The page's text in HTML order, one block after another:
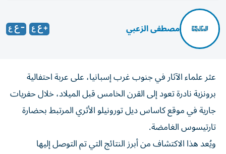
مصطفى الزعبي
عثر علماء الآثار في جنوب غرب إسبانيا، على عربة احتفالية
برونزية نادرة تعود إلى القرن الخامس قبل الميلاد، خلال حفريات
جارية في موقع كاساس ديل تورونيلو الأثري المرتبط بحضارة
تارتيسوس الغامضة.
ويُعد هذا الاكتشاف من أبرز النتائج التي تم التوصل إليها